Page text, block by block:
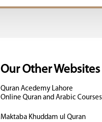
Our Other Websites
Quran Acedemy Lahore
Online Quran and Arabic Courses
Maktaba Khuddam ul Quran